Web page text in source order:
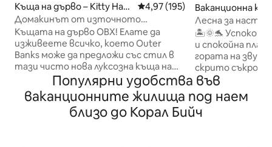
Къща на дърво – Kitty Haw
k
Средна оценка: 4,97 от 5,
4,97 (195)
Домакинът от източното
крайбрежие – OBX Treehouse
Къщата на дърво OBX! Елате да
изживеете всичко, което Outer
Banks може да предложи със стил в
тази чисто нова луксозна къща на
на✓ дърво ✓ Традиционна сауна с
бъчви ✓ Две външни хидромасажни
вани за накисване ✓ Външен душ с
две глави на душове с валежи ✓
Ваканционна
Лесна за
на уединена
🏝️🌞🐬
и спокойна
гората на звука
скрито
уникална
почивка в
Дивата
изобилна в
Популярни удобства във
ваканционните жилища под наем
близо до Корал Бийч